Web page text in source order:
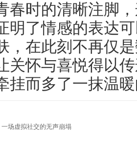
春时的清晰注脚
明了情感的表达
，在此刻不再仅
关怀与喜悦得以
挂而多了一抹温
场虚拟社交的无声崩塌